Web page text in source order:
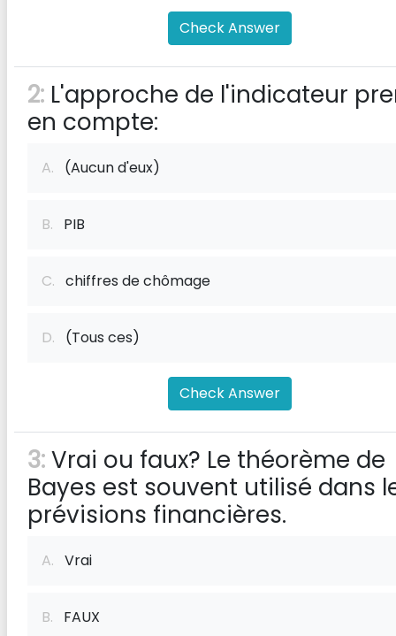
Check Answer
2: L'approche de l'indicateur
en compte:
A. (Aucun d'eux)
B. PIB
C. chiffres de chômage
D. (Tous ces)
Check Answer
3:Vrai ou faux? Le théorème de
Bayes est souvent utilisé dans
prévisions financières.
A. Vrai
B. FAUX